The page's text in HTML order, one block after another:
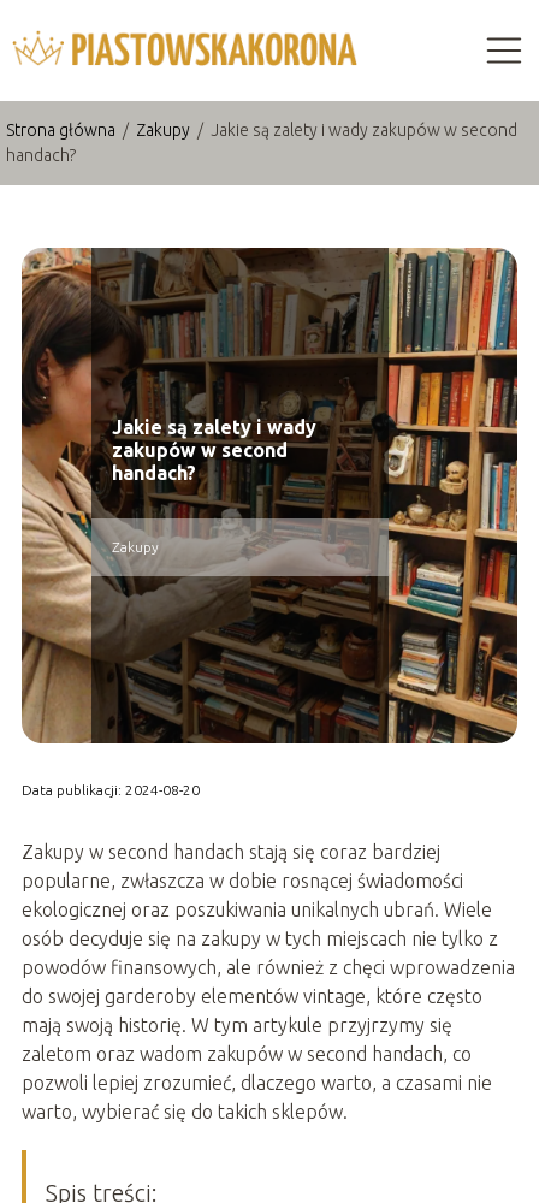
Strona główna / Zakupy / Jakie są zalety i wady zakupów w second
handach?
Jakie są zalety i wady
zakupów w second
handach?
Zakupy
Data publikacji: 2024-08-20
Zakupy w second handach stają się coraz bardziej
popularne, zwłaszcza w dobie rosnącej świadomości
ekologicznej oraz poszukiwania unikalnych ubrań. Wiele
osób decyduje się na zakupy w tych miejscach nie tylko z
powodów finansowych, ale również z chęci wprowadzenia
do swojej garderoby elementów vintage, które często
mają swoją historię. W tym artykule przyjrzymy się
zaletom oraz wadom zakupów w second handach, co
pozwoli lepiej zrozumieć, dlaczego warto, a czasami nie
warto, wybierać się do takich sklepów.
Spis treści: